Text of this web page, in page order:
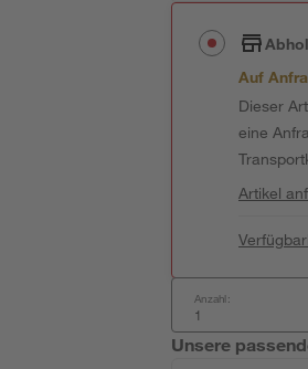
Auf
Dieser
eine
Artikel
Anzahl:
Unsere